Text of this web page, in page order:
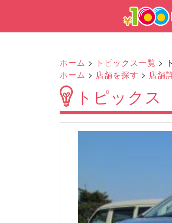
ホーム > トピックス一覧 >
ホーム > 店舗を探す > 店舗
トピックス